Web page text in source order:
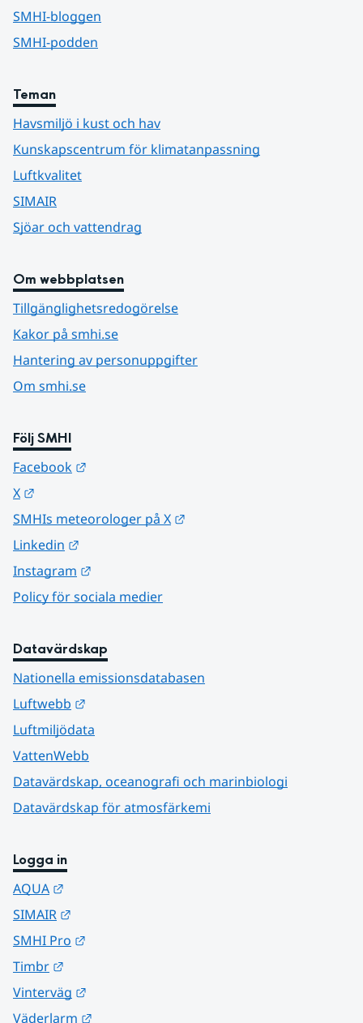
SMHI-bloggen
SMHI-podden
Teman
Havsmiljö i kust och hav
Kunskapscentrum för klimatanpassning
Luftkvalitet
SIMAIR
Sjöar och vattendrag
Om webbplatsen
Tillgänglighetsredogörelse
Kakor på smhi.se
Hantering av personuppgifter
Om smhi.se
Följ SMHI
Facebook
X
SMHIs meteorologer på X
Linkedin
Instagram
Policy för sociala medier
Datavärdskap
Nationella emissionsdatabasen
Luftwebb
Luftmiljödata
VattenWebb
Datavärdskap, oceanografi och marinbiologi
Datavärdskap för atmosfärkemi
Logga in
AQUA
SIMAIR
SMHI Pro
Timbr
Vinterväg
Väderlarm